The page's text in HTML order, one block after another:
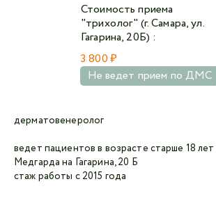
Стоимость приема
"трихолог" (г. Самара, ул.
Гагарина, 20Б) :
3 800 ₽
Не ведет прием по ДМС
дерматовенеролог
ведет пациентов в возрасте старше 18
Медгарда на Гагарина, 20 Б
стаж работы с 2015 года